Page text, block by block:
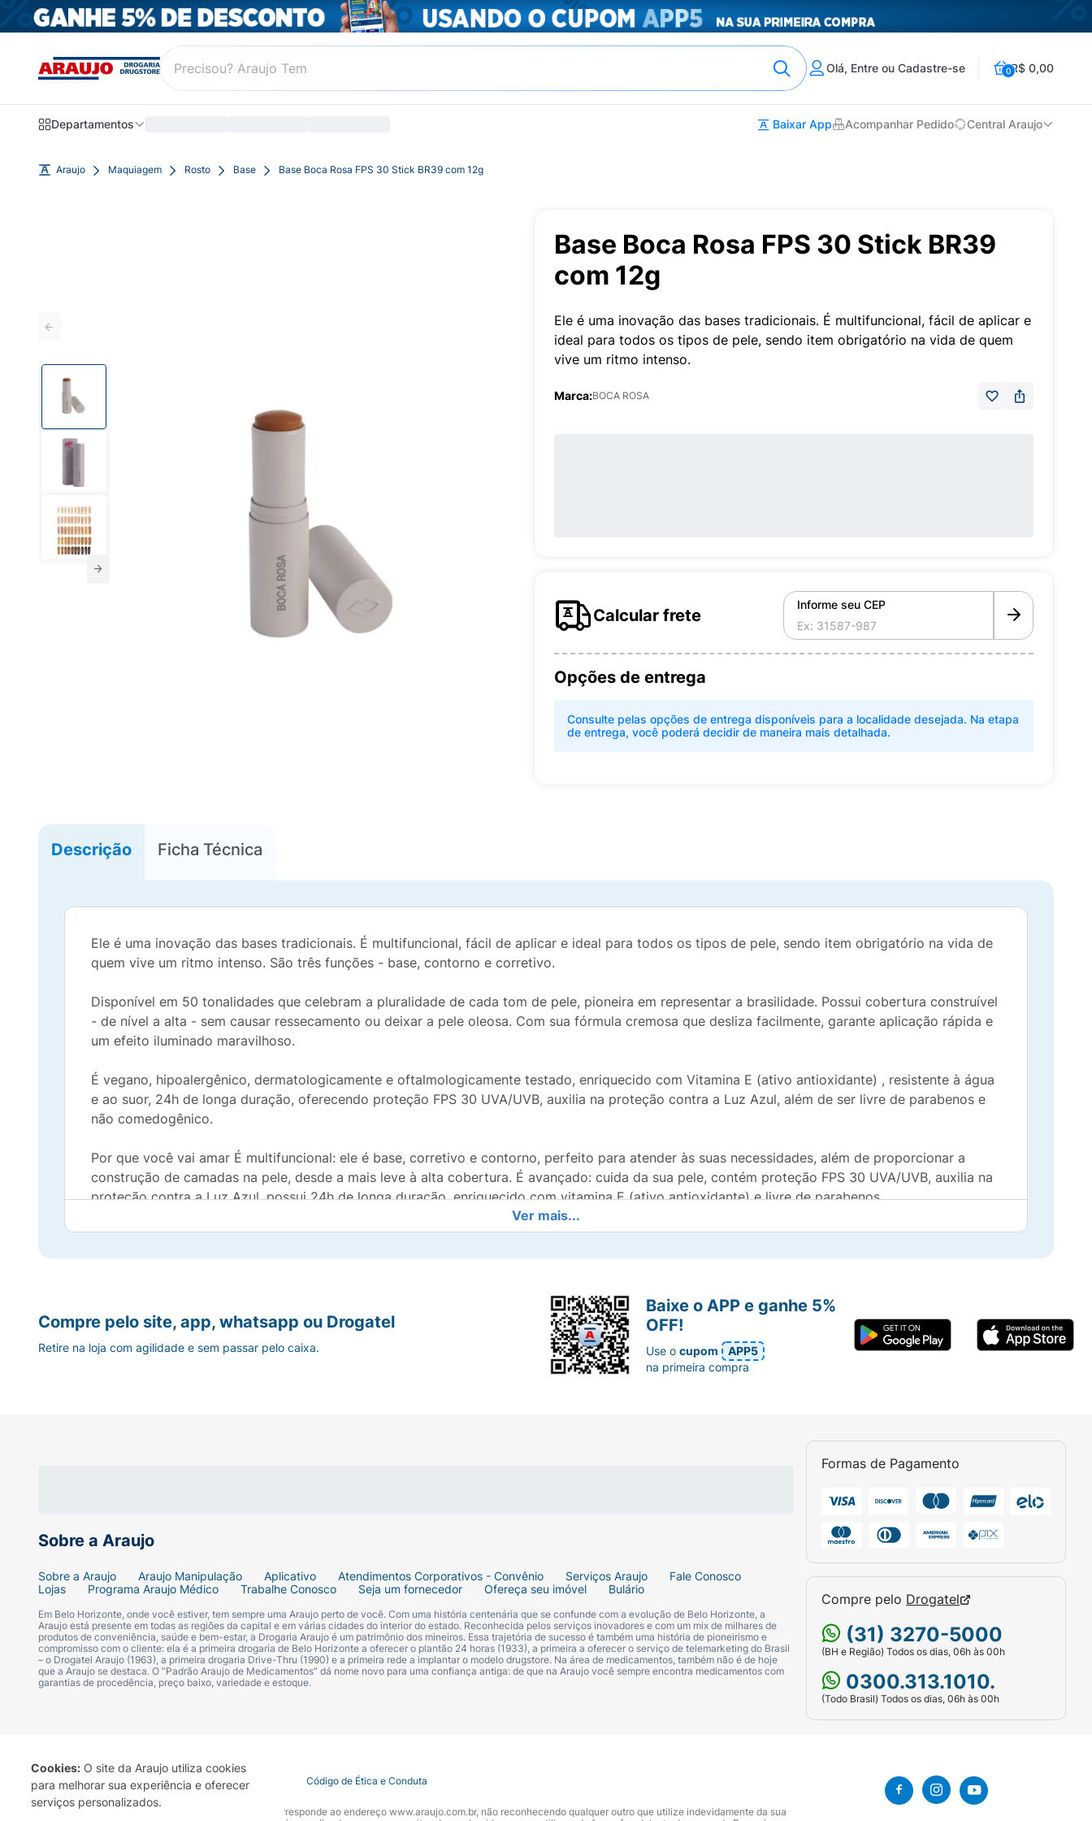
Cookies: O site da Araujo utiliza cookies
para melhorar sua experiência e oferecer
serviços personalizados.
Olá, Entre ou Cadastre-se 0R$ 0,00
Departamentos Baixar App Acompanhar Pedido Central Araujo
Araujo Maquiagem Rosto Base Base Boca Rosa FPS 30 Stick BR39 com 12g
Base Boca Rosa FPS 30 Stick BR39
com 12g
Ele é uma inovação das bases tradicionais. É multifuncional, fácil de aplicar e
ideal para todos os tipos de pele, sendo item obrigatório na vida de quem
vive um ritmo intenso.
Marca:BOCA ROSA
Calcular frete
Informe seu CEP
Opções de entrega
Consulte pelas opções de entrega disponíveis para a localidade desejada. Na etapa
de entrega, você poderá decidir de maneira mais detalhada.
Descrição Ficha Técnica
Ele é uma inovação das bases tradicionais. É multifuncional, fácil de aplicar e ideal para todos os tipos de pele, sendo item obrigatório na vida de
quem vive um ritmo intenso. São três funções - base, contorno e corretivo.
Disponível em 50 tonalidades que celebram a pluralidade de cada tom de pele, pioneira em representar a brasilidade. Possui cobertura construível
- de nível a alta - sem causar ressecamento ou deixar a pele oleosa. Com sua fórmula cremosa que desliza facilmente, garante aplicação rápida e
um efeito iluminado maravilhoso.
É vegano, hipoalergênico, dermatologicamente e oftalmologicamente testado, enriquecido com Vitamina E (ativo antioxidante) , resistente à água
e ao suor, 24h de longa duração, oferecendo proteção FPS 30 UVA/UVB, auxilia na proteção contra a Luz Azul, além de ser livre de parabenos e
não comedogênico.
Por que você vai amar É multifuncional: ele é base, corretivo e contorno, perfeito para atender às suas necessidades, além de proporcionar a
construção de camadas na pele, desde a mais leve à alta cobertura. É avançado: cuida da sua pele, contém proteção FPS 30 UVA/UVB, auxilia na
proteção contra a Luz Azul, possui 24h de longa duração, enriquecido com vitamina E (ativo antioxidante) e livre de parabenos.
É fácil de aplicar: ideal para quem tem uma rotina intensa, possui textura cremosa que desliza facilmente e oferece um acabamento glow natural.
É vegano: nos comprometemos a não realizar testes em animais e a usar ingredientes veganos em nossos produtos.
Somos uma empresa certificada pela PETA, uma organização sem fins lucrativos que atua de forma global no combate à crueldade animal. Estes
são pilares fundamentais da filosofia de nossa empresa e demonstram o nosso compromisso com a ética.
O Stick Pele é multifuncional: Para uniformizar, use um tom que combine com a sua pele. Para realçar áreas específicas e adicionar luminosidade,
use um tom mais claro. Para contornar e esculpir o rosto, tons mais escuros ajudam a criar definição e profundidade.
Ver mais...
Sobre a Araujo
Sobre a Araujo Araujo Manipulação Aplicativo Atendimentos Corporativos - Convênio Serviços Araujo
Fale Conosco
Lojas
Programa Araujo Médico Trabalhe Conosco Seja um fornecedor Ofereça seu imóvel Bulário
Em Belo Horizonte, onde você estiver, tem sempre uma Araujo perto de você. Com uma história centenária que se confunde com a evolução de Belo Horizonte, a
Araujo está presente em todas as regiões da capital e em várias cidades do interior do estado. Reconhecida pelos serviços inovadores e com um mix de milhares de
produtos de conveniência, saúde e bem-estar, a Drogaria Araujo é um patrimônio dos mineiros. Essa trajetória de sucesso é também uma história de pioneirismo e
compromisso com o cliente: ela é a primeira drogaria de Belo Horizonte a oferecer o plantão 24 horas (1933), a primeira a oferecer o serviço de telemarketing do Brasil
– o Drogatel Araujo (1963), a primeira drogaria Drive-Thru (1990) e a primeira rede a implantar o modelo drugstore. Na área de medicamentos, também não é de hoje
que a Araujo se destaca. O “Padrão Araujo de Medicamentos” dá nome novo para uma confiança antiga: de que na Araujo você sempre encontra medicamentos com
garantias de procedência, preço baixo, variedade e estoque.
Formas de Pagamento
Compre pelo Drogatel
(31) 3270-5000
(BH e Região) Todos os dias, 06h às 00h
0300.313.1010.
(Todo Brasil) Todos os dias, 06h às 00h
Compre pelo site, app, whatsapp ou Drogatel
Retire na loja com agilidade e sem passar pelo caixa.
Baixe o APP e ganhe 5%
OFF!
Use ocupom
APP5
na primeira compra
Termo de Uso Portal da Privacidade Covid-19 Código de Ética e Conduta
A Drogaria Araujo S/A informa que o seu site oficial corresponde ao endereço www.araujo.com.br, não reconhecendo qualquer outro que utilize indevidamente da sua